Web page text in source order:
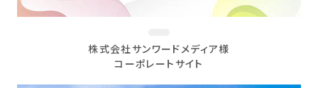
株式会社サンワードメディア様
コーポレートサイト